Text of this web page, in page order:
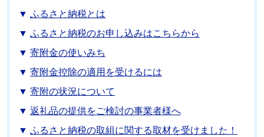
ふるさと納税とは
ふるさと納税のお申し込みはこちらから
寄附金の使いみち
寄附金控除の適用を受けるには
寄附の状況について
返礼品の提供をご検討の事業者様へ
ふるさと納税の取組に関する取材を受けました！